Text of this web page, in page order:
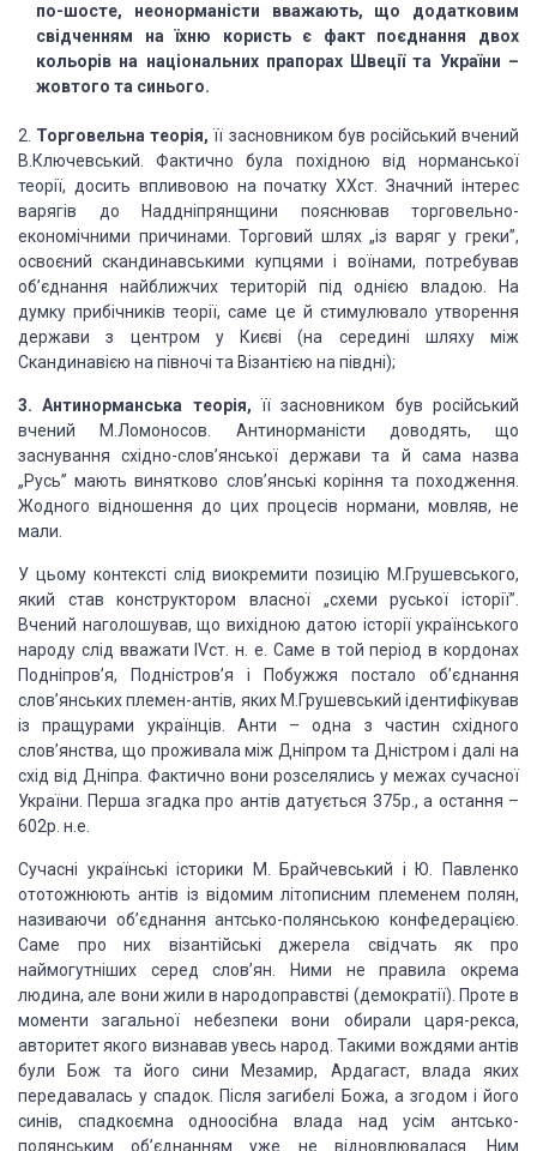
по-шосте, неонорманісти вважають, що додатковим
свідченням на їхню користь є факт поєднання двох
кольорів на національних прапорах Швеції та України –
жовтого та синього.
2. Торговельна теорія, її засновником був російський вчений
В.Ключевський. Фактично була похідною від норманської
теорії, досить впливовою на початку XXст. Значний інтерес
варягів до Наддніпрянщини пояснював торговельно-
економічними причинами. Торговий шлях „із варяг у греки”,
освоєний скандинавськими купцями і воїнами, потребував
об’єднання найближчих територій під однією владою. На
думку прибічників теорії, саме це й стимулювало утворення
держави з центром у Києві (на середині шляхуміж
Скандинавією на півночі та Візантією на півдні);
3. Антинорманська теорія,її засновником був російський
вчений М.Ломоносов.
Антинорманісти доводять, що
заснування східно-слов’янської держави та й сама назва
„Русь” мають винятково слов’янські коріння та походження.
Жодного відношення до цих процесів нормани, мовляв, не
мали.
У цьому контексті слід виокремити позицію М.Грушевського,
який став конструктором власної „схеми руської історії”.
Вчений наголошував, що вихідною датою історії українського
народу слід вважати IVст. н. е. Саме в той період в кордонах
Подніпров’я, Подністров’я і Побужжя постало об’єднання
слов’янських племен-антів, яких М.Грушевський ідентифікував
із пращурами українців.
Анти – одна з частин східного
слов’янства, що проживала між Дніпром та Дністром і далі на
схід від Дніпра. Фактично вони розселялись у межах сучасної
України. Перша згадка про антів датується 375р., а остання –
602р. н.е.
Сучасні українські історики М.
Брайчевський і Ю. Павленко
ототожнюють антів із відомим літописним племенем полян,
називаючи об’єднання антсько-полянською конфедерацією.
Саме про них візантійські джерела свідчать як про
наймогутніших серед слов’ян. Ними не правила окрема
людина, але вони жили в народоправстві (демократії). Проте в
моменти загальної небезпеки вони обирали царя-рекса,
авторитет якого визнавав увесь народ. Такими вождями антів
були Бож та його сини Мезамир, Ардагаст, влада яких
передавалась у спадок. Після загибелі Божа, а згодом і його
синів, спадкоємна одноосібна влада над усім антсько-
полянським об’єднанням уже не відновлювалася. Ним